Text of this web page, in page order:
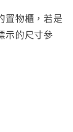
置物櫃，若是
示的尺寸參